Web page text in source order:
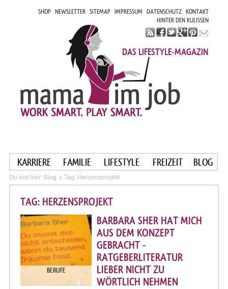
SHOP NEWSLETTER SITEMAP IMPRESSUM DATENSCHUTZ KONTAKT
HINTER DEN KULISSEN
DAS LIFESTYLE-MAGAZIN
KARRIERE FAMILIE LIFESTYLE FREIZEIT BLOG
Du bist hier: Blog Tag: Herzensprojekt
TAG: HERZENSPROJEKT
BERUFE
BARBARA SHER HAT MICH
AUS DEM KONZEPT
GEBRACHT -
RATGEBERLITERATUR
LIEBER NICHT ZU
WÖRTLICH NEHMEN